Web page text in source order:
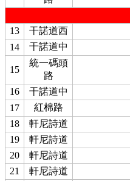
13
干諾道西
14
干諾道中
15
統一碼頭
路
16 干諾道中
17
紅棉路
18
軒尼詩道
19
軒尼詩道
20
軒尼詩道
21
軒尼詩道